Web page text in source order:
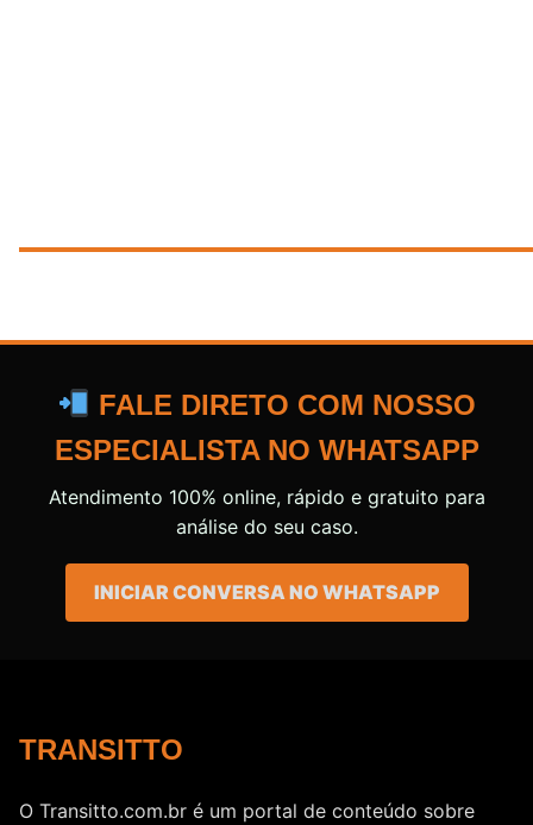
FALE DIRETO COM NOSSO
ESPECIALISTA NO WHATSAPP
Atendimento 100% online, rápido e gratuito para
análise do seu caso.
INICIAR CONVERSA NO WHATSAPP
TRANSITTO
O Transitto.com.br é um portal de conteúdo sobre